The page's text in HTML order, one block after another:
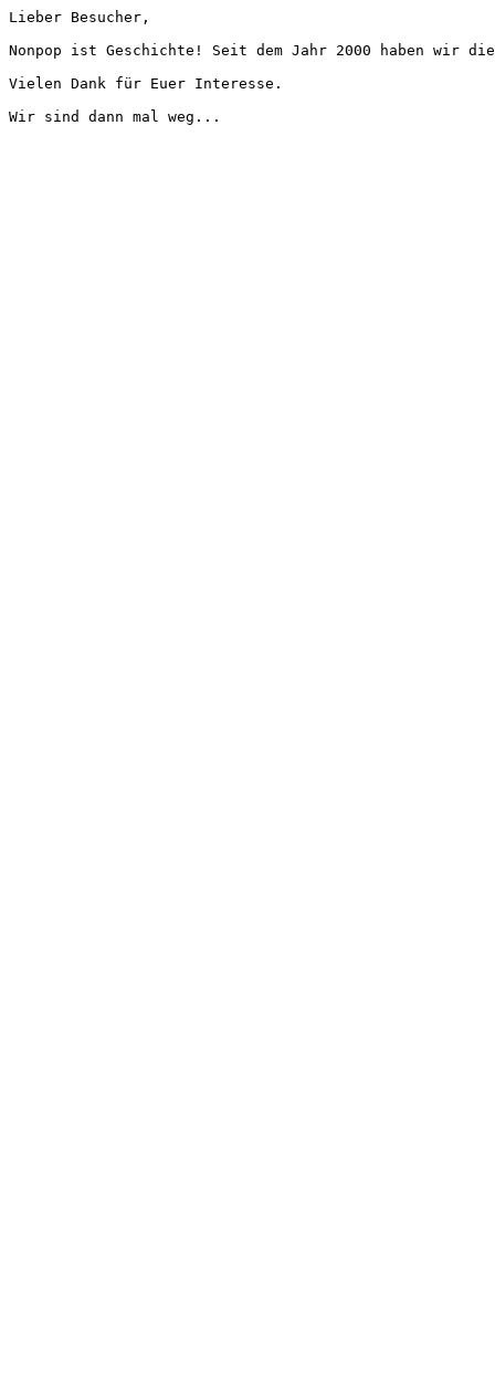
Lieber Besucher,
Nonpop ist Geschichte! Seit dem Jahr 2000 haben wir
Vielen Dank für Euer Interesse.
Wir sind dann mal weg...